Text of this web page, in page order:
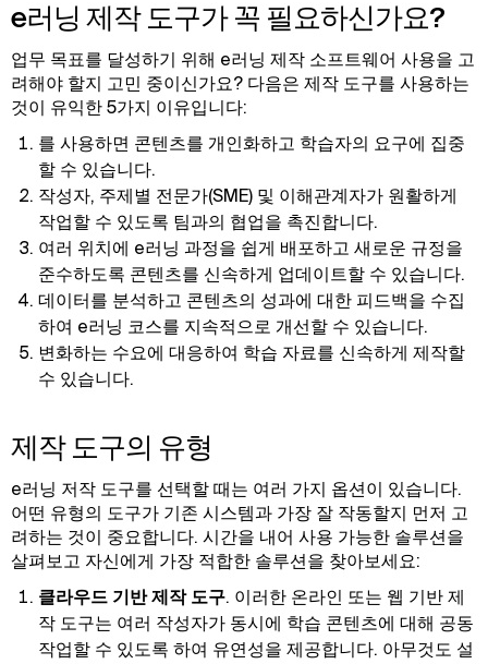
e러닝 제작 도구가 꼭 필요하신가요?
업무 목표를 달성하기 위해 e러닝 제작 소프트웨어 사용을 고
려해야 할지 고민 중이신가요? 다음은 제작 도구를 사용하는
것이 유익한 5가지 이유입니다:
를 사용하면 콘텐츠를 개인화하고 학습자의 요구에 집중
할 수 있습니다.
작성자, 주제별 전문가(SME) 및 이해관계자가 원활하게
작업할 수 있도록 팀과의 협업을 촉진합니다.
여러 위치에 e러닝 과정을 쉽게 배포하고 새로운 규정을
준수하도록 콘텐츠를 신속하게 업데이트할 수 있습니다.
데이터를 분석하고 콘텐츠의 성과에 대한 피드백을 수집
하여 e러닝 코스를 지속적으로 개선할 수 있습니다.
변화하는 수요에 대응하여 학습 자료를 신속하게 제작할
수 있습니다.
제작 도구의 유형
e러닝 저작 도구를 선택할 때는 여러 가지 옵션이 있습니다.
어떤 유형의 도구가 기존 시스템과 가장 잘 작동할지 먼저 고
려하는 것이 중요합니다. 시간을 내어 사용 가능한 솔루션을
살펴보고 자신에게 가장 적합한 솔루션을 찾아보세요:
클라우드 기반 제작 도구. 이러한 온라인 또는 웹 기반 제
작 도구는 여러 작성자가 동시에 학습 콘텐츠에 대해 공동
작업할 수 있도록 하여 유연성을 제공합니다. 아무것도 설